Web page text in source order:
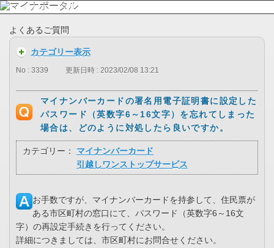
よくあるご質問
カテゴリー表示
No : 3339 更新日時 : 2023/02/08 13:21
マイナンバーカードの署名用電子証明書に設定した
パスワード（英数字6～16文字）を忘れてしまった
場合は、どのように対処したら良いですか。
カテゴリー：
マイナンバーカード
引越しワンストップサービス
お手数ですが、マイナンバーカードを持参して、住民票が
ある市区町村の窓口にて、パスワード（英数字6～16文
字）の再設定手続きを行ってください。
詳細につきましては、市区町村にお問合せください。